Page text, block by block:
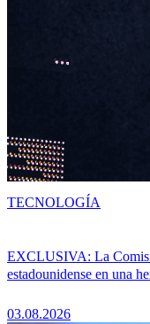
EXCLUSIVA: La
estadounidense en una
03.08.2026
TECNOLOGÍA